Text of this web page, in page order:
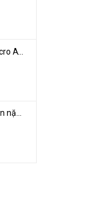
Arduino Pro Micro ATmega32U4 USB Mini
Bộ cảm biến cân nặng loadcell 1KG khung mica